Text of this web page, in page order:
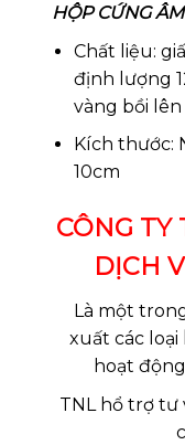
HỘP CỨNG
Chất liệu:
định lượng
vàng bồi
Kích thước:
10cm
CÔNG
DỊCH
Là một
xuất các loại
hoạt
TNL hổ trợ tư